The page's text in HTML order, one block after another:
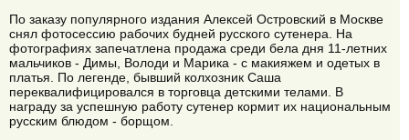
По заказу популярного издания Алексей Островский в Москве
снял фотосессию рабочих будней русского сутенера. На
фотографиях запечатлена продажа среди бела дня 11-летних
мальчиков - Димы, Володи и Марика - с макияжем и одетых в
платья. По легенде, бывший колхозник Саша
переквалифицировался в торговца детскими телами. В
награду за успешную работу сутенер кормит их национальным
русским блюдом - борщом.